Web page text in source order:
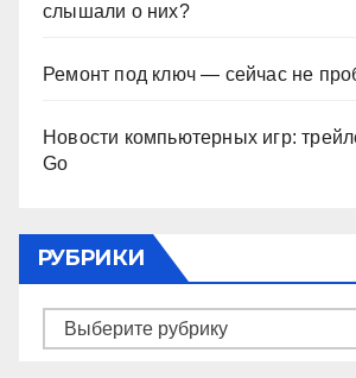
слышали о них?
Ремонт под ключ — сейчас не
Новости компьютерных игр:
Go
РУБРИКИ
Рубрики